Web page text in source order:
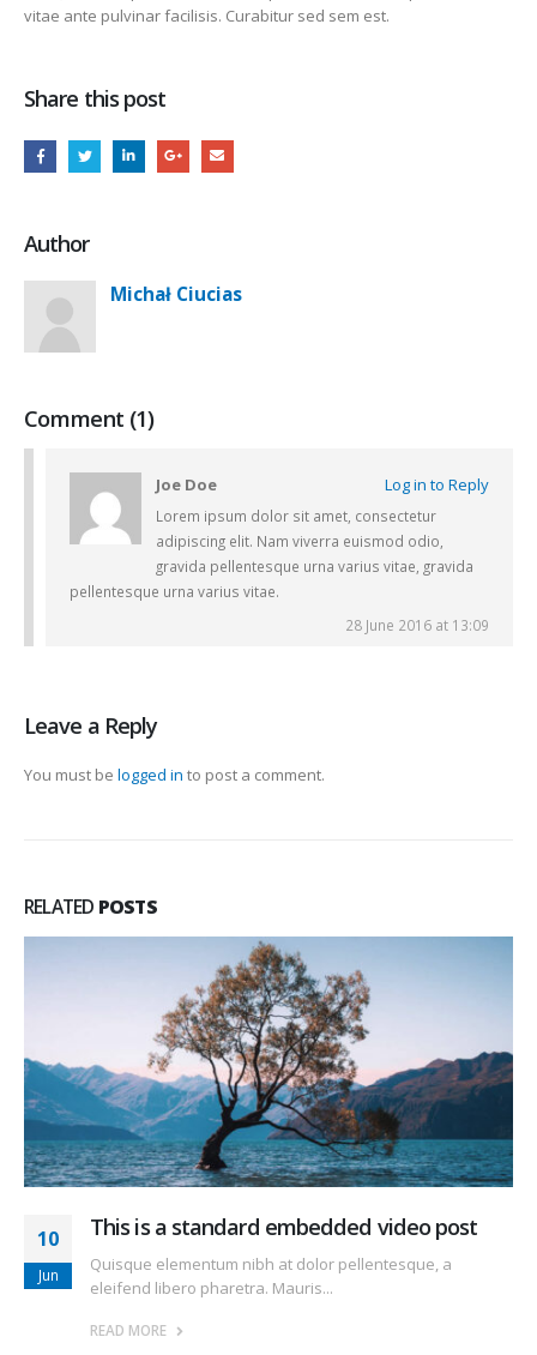
vitae ante pulvinar facilisis. Curabitur sed sem est.
Share this post
Author
Michał Ciucias
Comment (1)
Joe Doe Log in to Reply
Lorem ipsum dolor sit amet, consectetur
adipiscing elit. Nam viverra euismod odio,
gravida pellentesque urna varius vitae, gravida
pellentesque urna varius vitae.
28 June 2016 at 13:09
Leave a Reply
You must be logged in to post a comment.
RELATED POSTS
13
Jan
This is a standard audio embedded post
Quisque elementum nibh at dolor pellentesque, a
eleifend libero pharetra. Mauris...
READ MORE